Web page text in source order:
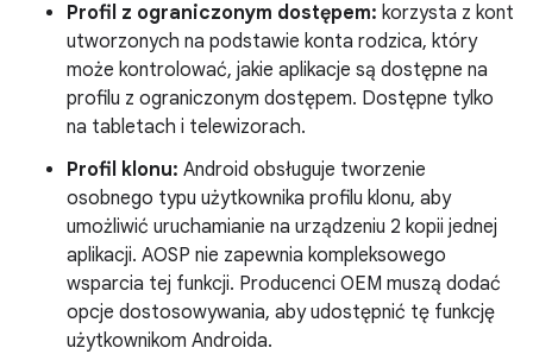
Profil z ograniczonym dostępem: korzysta z kont
utworzonych na podstawie konta rodzica, który
może kontrolować, jakie aplikacje są dostępne na
profilu z ograniczonym dostępem. Dostępne tylko
na tabletach i telewizorach.
Profil klonu: Android obsługuje tworzenie
osobnego typu użytkownika profilu klonu, aby
umożliwić uruchamianie na urządzeniu 2 kopii jednej
aplikacji. AOSP nie zapewnia kompleksowego
wsparcia tej funkcji. Producenci OEM muszą dodać
opcje dostosowywania, aby udostępnić tę funkcję
użytkownikom Androida.